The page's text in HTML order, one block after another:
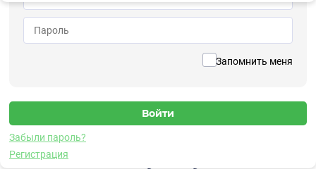
Запомнить меня
Забыли пароль?
Регистрация
Главная / Контрольно-измерительные приборы и автоматика / Датчики /
Виброскорости / 2A203HH-20(T1)
Датчик виброскороости
Характеристики